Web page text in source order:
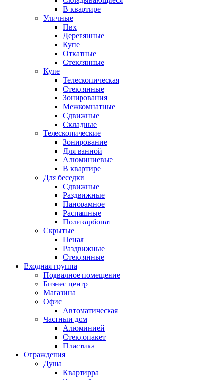
В квартире
Уличные
Пвх
Деревянные
Купе
Откатные
Стеклянные
Купе
Телескопическая
Стеклянные
Зонирования
Межкомнатные
Сдвижные
Складные
Телескопические
Зонирование
Для ванной
Алюминиевые
В квартире
Для беседки
Сдвижные
Раздвижные
Панорамное
Распашные
Поликарбонат
Скрытые
Пенал
Раздвижные
Стеклянные
Входная группа
Подвалное помещение
Бизнес центр
Магазина
Офис
Автоматическая
Частный дом
Алюминией
Стеклопакет
Пластика
Ограждения
Душа
Квартирра